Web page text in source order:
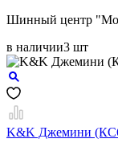
Шинный центр
в наличии3 шт
K&K Джемини